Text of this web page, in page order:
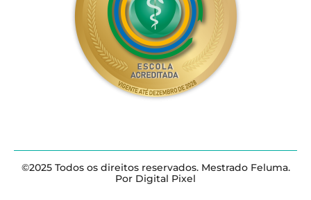
©2025 Todos os direitos reservados. Mestrado Feluma.
Por Digital Pixel